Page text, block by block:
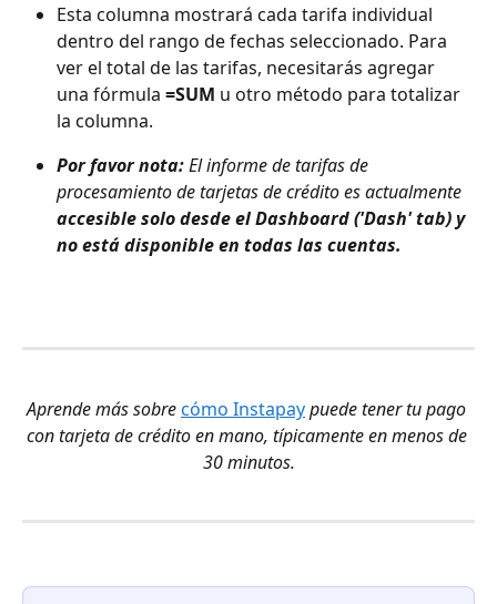
Esta columna mostrará cada tarifa individual
dentro del rango de fechas seleccionado. Para
ver el total de las tarifas, necesitarás agregar
una fórmula =SUM u otro método para totalizar
la columna.
Por favor nota: El informe de tarifas de
procesamiento de tarjetas de crédito es actualmente
accesible solo desde el Dashboard ('Dash' tab) y
no está disponible en todas las cuentas.
Aprende más sobre cómo Instapay puede tener tu pago
con tarjeta de crédito en mano, típicamente en menos de
30 minutos.